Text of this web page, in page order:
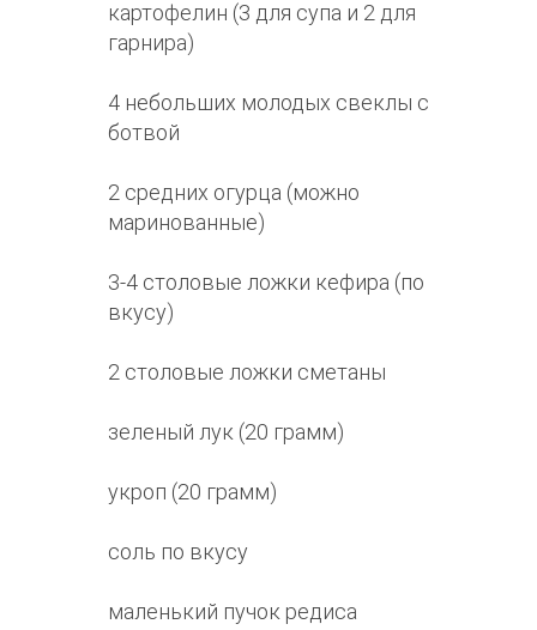
картофелин (3 для супа и 2 для
гарнира)
4 небольших молодых свеклы с
ботвой
2 средних огурца (можно
маринованные)
3-4 столовые ложки кефира (по
вкусу)
2 столовые ложки сметаны
зеленый лук (20 грамм)
укроп (20 грамм)
соль по вкусу
маленький пучок редиса